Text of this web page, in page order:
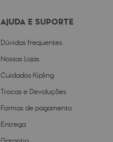
AJUDA E SUPORTE
Dúvidas frequentes
Nossas Lojas
Cuidados Kipling
Trocas e Devoluções
Formas de pagamento
Entrega